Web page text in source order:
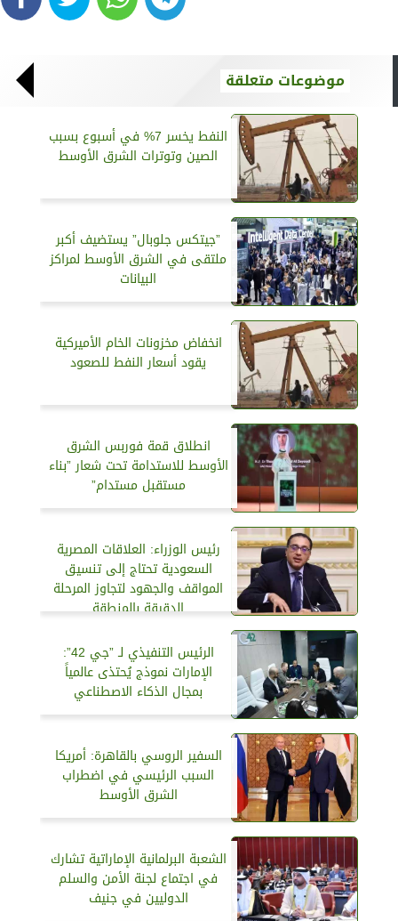
موضوعات متعلقة
النفط يخسر 7% في أسبوع بسبب
الصين وتوترات الشرق الأوسط
”جيتكس جلوبال” يستضيف أكبر
ملتقى في الشرق الأوسط لمراكز
البيانات
انخفاض مخزونات الخام الأميركية
يقود أسعار النفط للصعود
انطلاق قمة فوربس الشرق
الأوسط للاستدامة تحت شعار ”بناء
مستقبل مستدام”
رئيس الوزراء: العلاقات المصرية
السعودية تحتاج إلى تنسيق
المواقف والجهود لتجاوز المرحلة
الدقيقة بالمنطقة
الرئيس التنفيذي لـ ”جي 42”:
الإمارات نموذج يُحتذى عالمياً
بمجال الذكاء الاصطناعي
السفير الروسي بالقاهرة: أمريكا
السبب الرئيسي في اضطراب
الشرق الأوسط
الشعبة البرلمانية الإماراتية تشارك
في اجتماع لجنة الأمن والسلم
الدوليين في جنيف